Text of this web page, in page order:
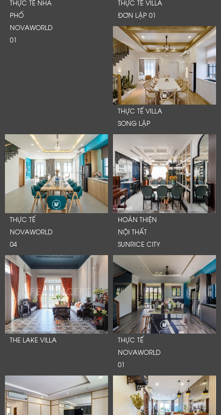
THỰC TẾ NHÀ
PHỐ
NOVAWORLD
01
THỰC TẾ VILLA
ĐƠN LẬP 01
THỰC TẾ VILLA
SONG LẬP
THỰC TẾ
NOVAWORLD
04
HOÀN THIỆN
NỘI THẤT
SUNRICE CITY
THE LAKE VILLA
THỰC TẾ
NOVAWORLD
01